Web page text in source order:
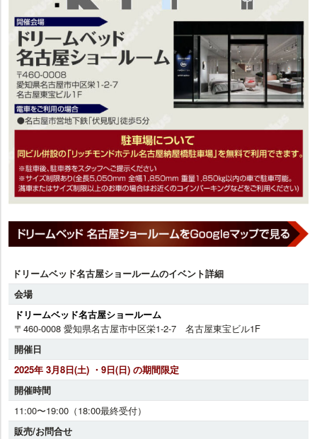
ドリームベッド名古屋ショールームのイベント詳細
会場
ドリームベッド名古屋ショールーム
〒460-0008 愛知県名古屋市中区栄1-2-7 名古屋東宝ビル1F
開催日
2025年 3月8日(土) ・9日(日) の期間限定
開催時間
11:00〜19:00（18:00最終受付）
販売/お問合せ